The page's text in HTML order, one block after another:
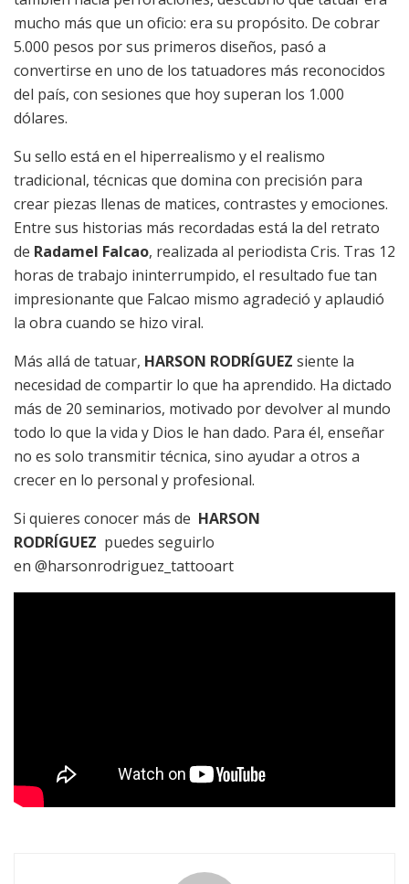
mucho más que un oficio: era su propósito. De cobrar
5.000 pesos por sus primeros diseños, pasó a
convertirse en uno de los tatuadores más reconocidos
del país, con sesiones que hoy superan los 1.000
dólares.
Su sello está en el hiperrealismo y el realismo
tradicional, técnicas que domina con precisión para
crear piezas llenas de matices, contrastes y emociones.
Entre sus historias más recordadas está la del retrato
de Radamel Falcao, realizada al periodista Cris. Tras 12
horas de trabajo ininterrumpido, el resultado fue tan
impresionante que Falcao mismo agradeció y aplaudió
la obra cuando se hizo viral.
Más allá de tatuar, HARSON RODRÍGUEZ siente la
necesidad de compartir lo que ha aprendido. Ha dictado
más de 20 seminarios, motivado por devolver al mundo
todo lo que la vida y Dios le han dado. Para él, enseñar
no es solo transmitir técnica, sino ayudar a otros a
crecer en lo personal y profesional.
Si quieres conocer más de HARSON
RODRÍGUEZ puedes seguirlo
en @harsonrodriguez_tattooart